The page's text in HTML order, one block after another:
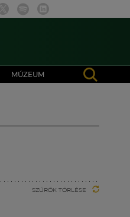
MÚZEUM
SZŰRŐK TÖRLÉSE